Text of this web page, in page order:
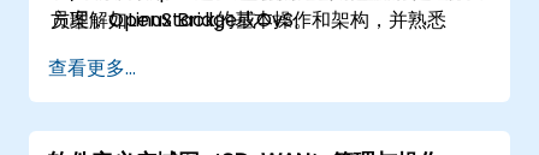
员理解OpenStack的基本操作和架构，并熟悉
及其底层流、资源和工具的信息。
方案，如Linux Bridge或OvS。
查看更多...